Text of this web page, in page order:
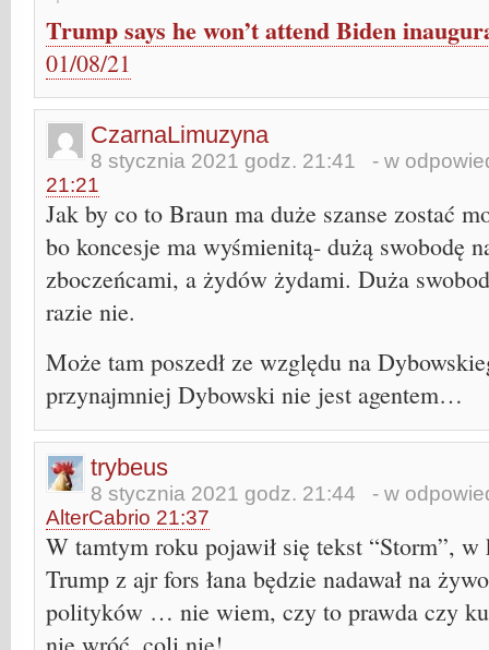
Trump says he won’t attend Biden
01/08/21
CzarnaLimuzyna
8 stycznia 2021 godz. 21:41 - w
21:21
Jak by co to Braun ma duże szanse zostać
bo koncesje ma wyśmienitą- dużą swobodę
zboczeńcami, a żydów żydami. Duża
razie nie.
Może tam poszedł ze względu na
przynajmniej Dybowski nie jest agentem…
trybeus
8 stycznia 2021 godz. 21:44 - w
AlterCabrio 21:37
W tamtym roku pojawił się tekst “Storm”,
Trump z ajr fors łana będzie nadawał na
polityków … nie wiem, czy to prawda czy
nie wróć, coli nie!